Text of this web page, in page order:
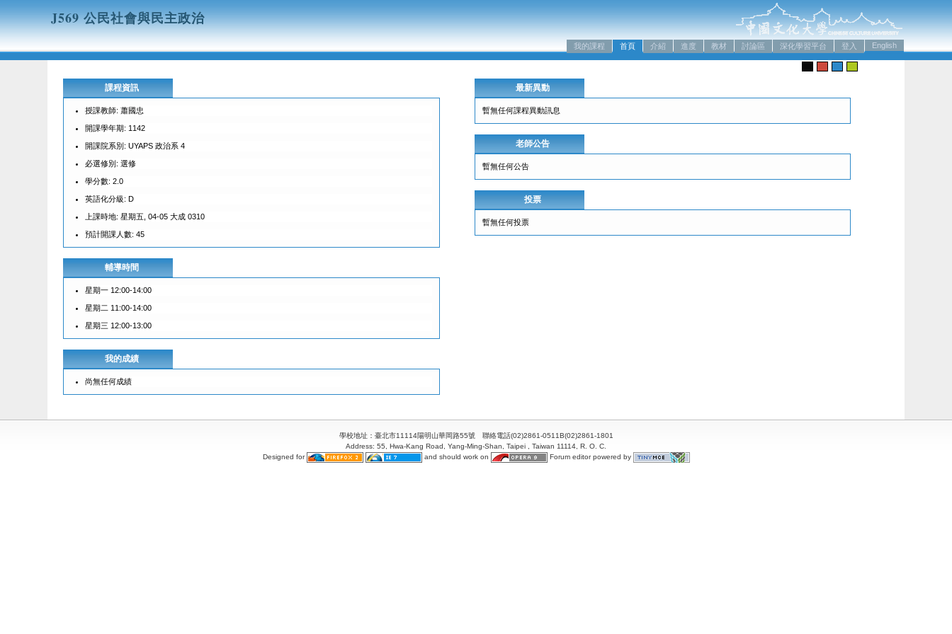
J569 公民社會與民主政治
English
登入
深化學習平台
討論區
教材
進度
介紹
首頁
我的課程
課程資訊
授課教師: 蕭國忠
開課學年期: 1142
開課院系別: UYAPS 政治系 4
必選修別: 選修
學分數: 2.0
英語化分級: D
上課時地: 星期五, 04-05 大成 0310
預計開課人數: 45
輔導時間
星期一 12:00-14:00
星期二 11:00-14:00
星期三 12:00-13:00
我的成績
尚無任何成績
最新異動
暫無任何課程異動訊息
老師公告
暫無任何公告
投票
暫無任何投票
學校地址：臺北市11114陽明山華岡路55號 聯絡電話(02)2861-0511B(02)2861-1801
Address: 55, Hwa-Kang Road, Yang-Ming-Shan, Taipei , Taiwan 11114, R. O. C.
Designed for
and should work on Forum editor powered by